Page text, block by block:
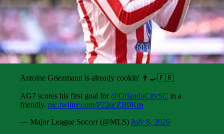
Antoine Griezmann is already cookin' 👨‍🍳🇫🇷
AG7 scores his first goal for @OrlandoCitySC in a
friendly. pic.twitter.com/P22qcZB9Km
— Major League Soccer (@MLS) July 8, 2026